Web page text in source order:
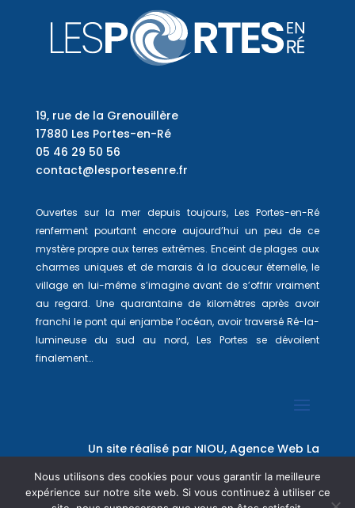
19, rue de la Grenouillère
17880 Les Portes-en-Ré
05 46 29 50 56
contact@lesportesenre.fr
Ouvertes sur la mer depuis toujours, Les Portes-en-Ré
renferment pourtant encore aujourd’hui un peu de ce
mystère propre aux terres extrêmes. Enceint de plages aux
charmes uniques et de marais à la douceur éternelle, le
village en lui-même s’imagine avant de s’offrir vraiment
au regard. Une quarantaine de kilomètres après avoir
franchi le pont qui enjambe l’océan, avoir traversé Ré-la-
lumineuse du sud au nord, Les Portes se dévoilent
finalement…
Un site réalisé par NIOU, Agence Web La
Nous utilisons des cookies pour vous garantir la meilleure
expérience sur notre site web. Si vous continuez à utiliser ce